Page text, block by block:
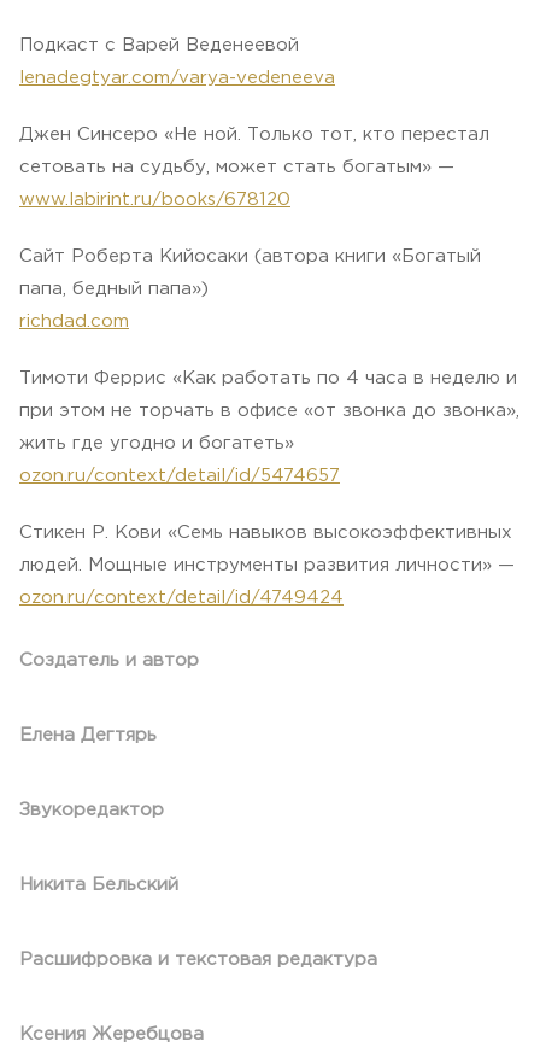
Подкаст с Варей Веденеевой
lenadegtyar.com/varya-vedeneeva
Джен Синсеро «Не ной. Только тот, кто перестал
сетовать на судьбу, может стать богатым» —
www.labirint.ru/books/678120
Сайт Роберта Кийосаки (автора книги «Богатый
папа, бедный папа»)
richdad.com
Тимоти Феррис «Как работать по 4 часа в неделю и
при этом не торчать в офисе «от звонка до звонка»,
жить где угодно и богатеть»
ozon.ru/context/detail/id/5474657
Стикен Р. Кови «Семь навыков высокоэффективных
людей. Мощные инструменты развития личности» —
ozon.ru/context/detail/id/4749424
Создатель и автор
Елена Дегтярь
Звукоредактор
Никита Бельский
Расшифровка и текстовая редактура
Ксения Жеребцова